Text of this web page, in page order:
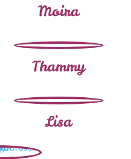
Moira
Thammy
Lisa